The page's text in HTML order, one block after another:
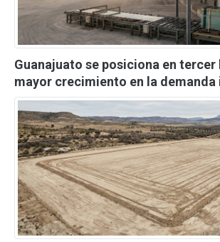
Guanajuato se posiciona en tercer
mayor crecimiento en la demanda